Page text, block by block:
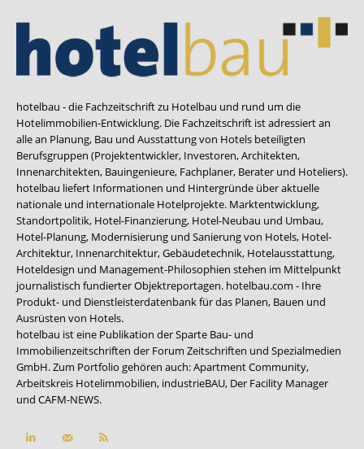
hotelbau - die Fachzeitschrift zu Hotelbau und rund um die
Hotelimmobilien-Entwicklung. Die Fachzeitschrift ist adressiert an
alle an Planung, Bau und Ausstattung von Hotels beteiligten
Berufsgruppen (Projektentwickler, Investoren, Architekten,
Innenarchitekten, Bauingenieure, Fachplaner, Berater und Hoteliers).
hotelbau liefert Informationen und Hintergründe über aktuelle
nationale und internationale Hotelprojekte. Marktentwicklung,
Standortpolitik, Hotel-Finanzierung, Hotel-Neubau und Umbau,
Hotel-Planung, Modernisierung und Sanierung von Hotels, Hotel-
Architektur, Innenarchitektur, Gebäudetechnik, Hotelausstattung,
Hoteldesign und Management-Philosophien stehen im Mittelpunkt
journalistisch fundierter Objektreportagen. hotelbau.com - Ihre
Produkt- und Dienstleisterdatenbank für das Planen, Bauen und
Ausrüsten von Hotels.
hotelbau ist eine Publikation der Sparte Bau- und
Immobilienzeitschriften der Forum Zeitschriften und Spezialmedien
GmbH. Zum Portfolio gehören auch:Apartment Community,
Arbeitskreis Hotelimmobilien, industrieBAU, Der Facility Manager
und CAFM-NEWS.